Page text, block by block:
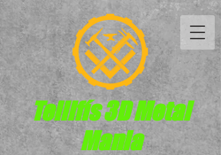
Teilifís 3D Metal
Mania